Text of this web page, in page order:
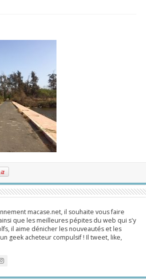
macase.net, il souhaite vous faire
que les meilleures pépites du web qui s'y
il aime dénicher les nouveautés et les
geek acheteur compulsif ! Il tweet, like,